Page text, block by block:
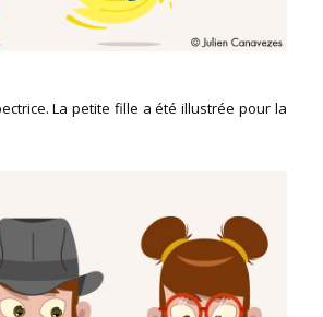
La petite fille a été illustrée pour la